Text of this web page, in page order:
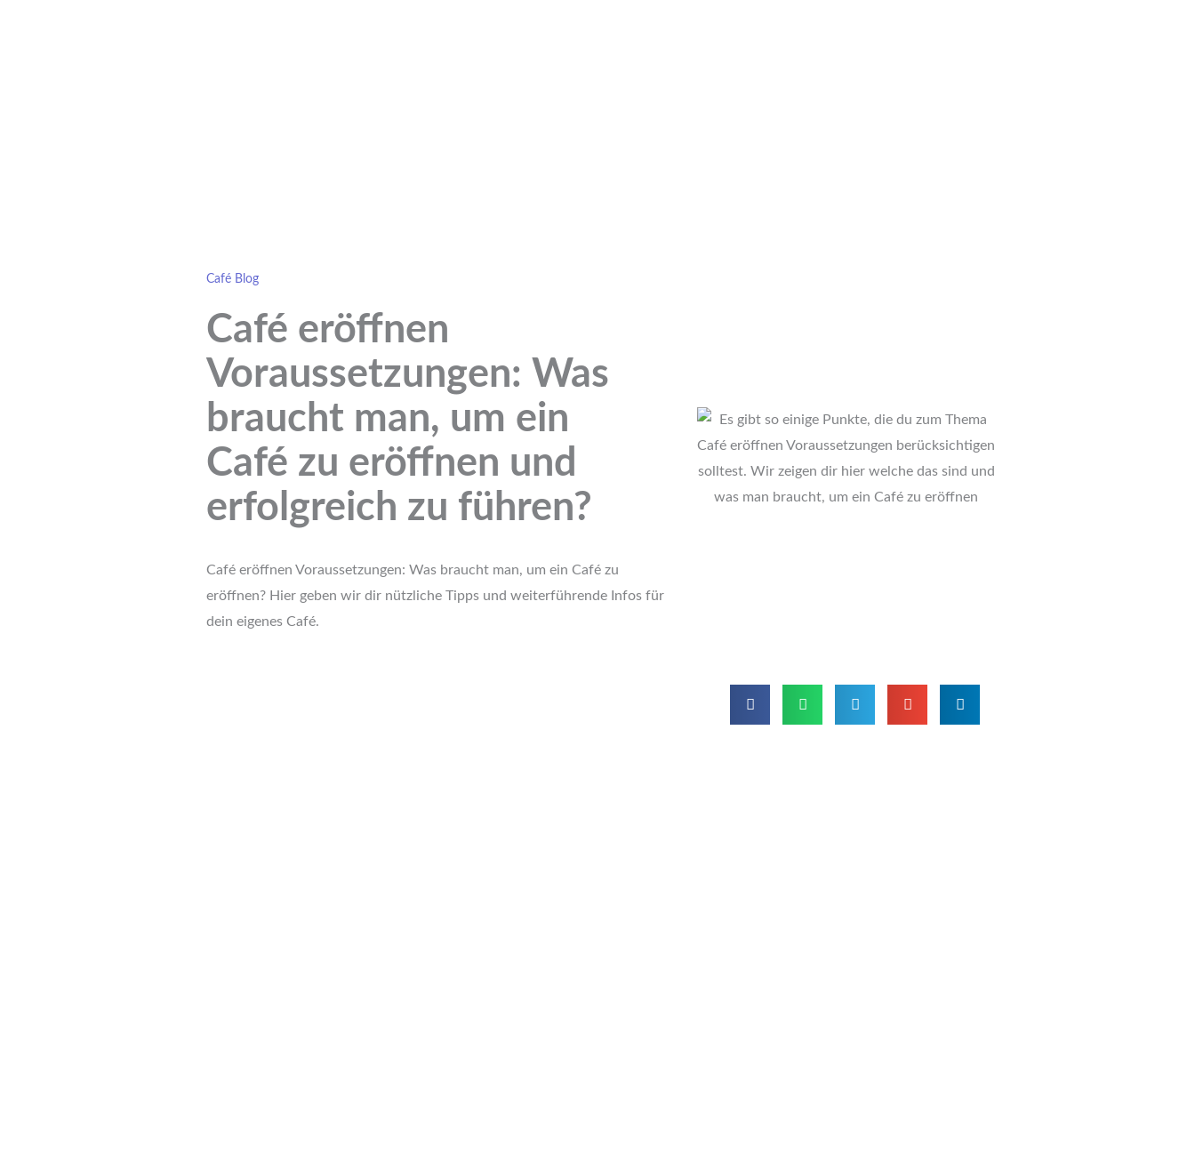
Café Blog
Café eröffnen
Voraussetzungen: Was
braucht man, um ein
Café zu eröffnen und
erfolgreich zu führen?
Café eröffnen Voraussetzungen: Was braucht man, um ein Café zu
eröffnen? Hier geben wir dir nützliche Tipps und weiterführende Infos für
dein eigenes Café.